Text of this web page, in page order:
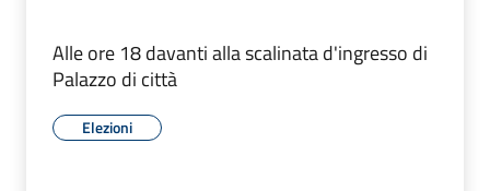
Alle ore 18 davanti alla scalinata d'ingresso di
Palazzo di città
Elezioni